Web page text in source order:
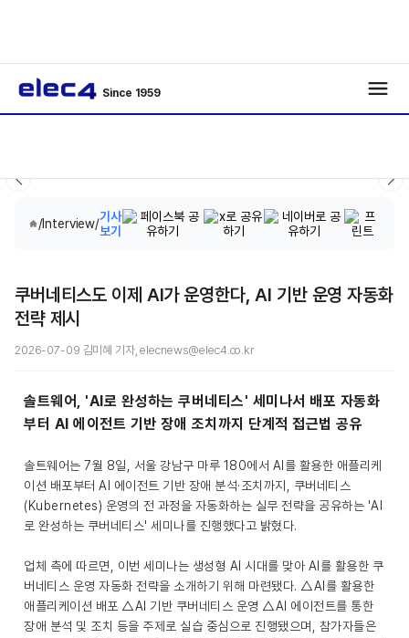
Since 1959
/Interview/기사
보기
쿠버네티스도 이제 AI가 운영한다, AI 기반 운영 자동화
전략 제시
2026-07-09 김미혜 기자, elecnews@elec4.co.kr
솔트웨어, 'AI로 완성하는 쿠버네티스' 세미나서 배포 자동화
부터 AI 에이전트 기반 장애 조치까지 단계적 접근법 공유
솔트웨어는 7월 8일, 서울 강남구 마루 180에서 AI를 활용한 애플리케
이션 배포부터 AI 에이전트 기반 장애 분석·조치까지, 쿠버네티스
(Kubernetes) 운영의 전 과정을 자동화하는 실무 전략을 공유하는 'AI
로 완성하는 쿠버네티스' 세미나를 진행했다고 밝혔다.
업체 측에 따르면, 이번 세미나는 생성형 AI 시대를 맞아 AI를 활용한 쿠
버네티스 운영 자동화 전략을 소개하기 위해 마련됐다. △AI를 활용한
애플리케이션 배포 △AI 기반 쿠버네티스 운영 △AI 에이전트를 통한
장애 분석 및 조치 등을 주제로 실습 중심으로 진행됐으며, 참가자들은